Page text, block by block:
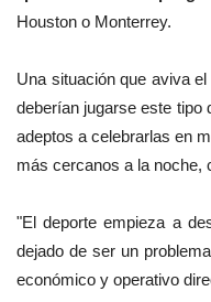
Houston o Monterrey.
Una situación que aviva
deberían jugarse este tipo
adeptos a celebrarlas en
más cercanos a la noche,
"El deporte empieza a
dejado de ser un
económico y operativo